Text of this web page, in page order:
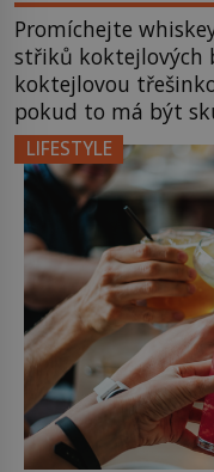
Promíchejte
střiků koktejlových
koktejlovou
pokud to má být
místo klasické
bourbonu
stane? Inu, koktejl
nebude
LIFESTYLE